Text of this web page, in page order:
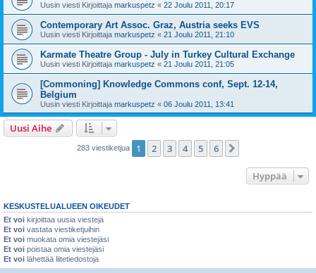
Uusin viesti Kirjoittaja markuspetz « 22 Joulu 2011, 20:17
Contemporary Art Assoc. Graz, Austria seeks EVS
Uusin viesti Kirjoittaja markuspetz « 21 Joulu 2011, 21:10
Karmate Theatre Group - July in Turkey Cultural Exchange
Uusin viesti Kirjoittaja markuspetz « 21 Joulu 2011, 21:05
[Commoning] Knowledge Commons conf, Sept. 12-14,
Belgium
Uusin viesti Kirjoittaja markuspetz « 06 Joulu 2011, 13:41
Uusi Aihe
283 viestiketjua 1 2 3 4 5 6
Hyppää
KESKUSTELUALUEEN OIKEUDET
Et voi kirjoittaa uusia viestejä
Et voi vastata viestiketjuihin
Et voi muokata omia viestejäsi
Et voi poistaa omia viestejäsi
Et voi lähettää liitetiedostoja